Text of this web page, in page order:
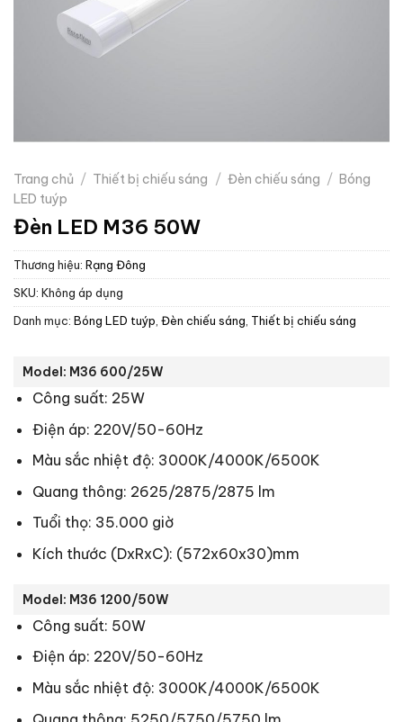
Trang chủ / Thiết bị chiếu sáng / Đèn chiếu sáng / Bóng
LED tuýp
Đèn LED M36 50W
Thương hiệu: Rạng Đông
SKU: Không áp dụng
Danh mục: Bóng LED tuýp Đèn chiếu sáng Thiết bị chiếu sáng
Model: M36 600/25W
Công suất: 25W
Điện áp: 220V/50-60Hz
Màu sắc nhiệt độ: 3000K/4000K/6500K
Quang thông: 2625/2875/2875 lm
Tuổi thọ: 35.000 giờ
Kích thước (DxRxC): (572x60x30)mm
Model: M36 1200/50W
Công suất: 50W
Điện áp: 220V/50-60Hz
Màu sắc nhiệt độ: 3000K/4000K/6500K